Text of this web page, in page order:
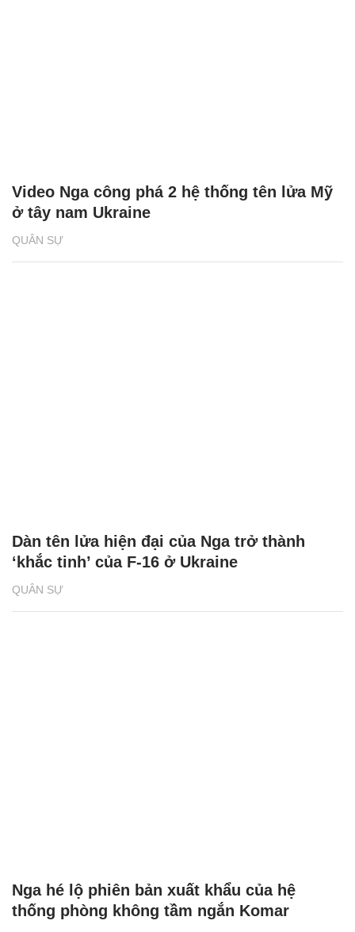
QUÂN SỰ
Video Nga công phá 2 hệ thống tên lửa Mỹ
ở tây nam Ukraine
QUÂN SỰ
Dàn tên lửa hiện đại của Nga trở thành
‘khắc tinh’ của F-16 ở Ukraine
Nga hé lộ phiên bản xuất khẩu của hệ
thống phòng không tầm ngắn Komar